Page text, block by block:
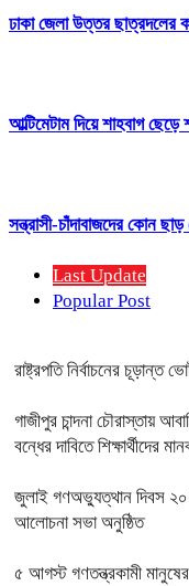
ঢাকা জেলা উত্তর ছাত্রদলের
আল্টিমেটাম দিয়ে শাহবাগ
সন্ত্রাসী-চাঁদাবাজদের কোন
Last Update
Popular Post
রাষ্ট্রপতি নির্বাচনের চূড়ান্ত
গাজীপুর চান্দনা চৌরাস্তায়
বন্ধের দাবিতে শিক্ষার্থীদের
জুলাই গণঅভ্যুত্থান দিবস
আলোচনা সভা অনুষ্ঠিত
৫ আগস্ট গণতন্ত্রকামী মানুষের